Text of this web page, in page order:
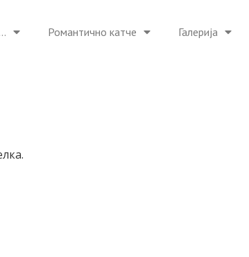
Романтично катче Галерија